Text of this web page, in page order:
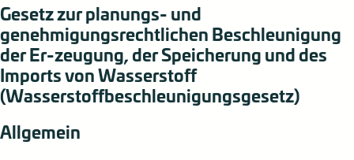
Gesetz zur planungs- und
genehmigungsrechtlichen Beschleunigung
der Er-zeugung, der Speicherung und des
Imports von Wasserstoff
(Wasserstoffbeschleunigungsgesetz)
Allgemein